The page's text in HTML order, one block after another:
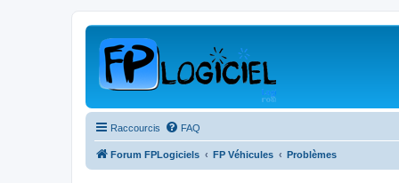
Raccourcis FAQ
Forum FPLogiciels FP Véhicules Problèmes